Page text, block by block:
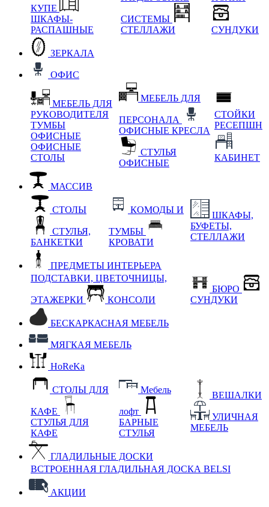
КУПЕ
ШКАФЫ-
РАСПАШНЫЕ
СИСТЕМЫ
СТЕЛЛАЖИ
СУНДУКИ
ЗЕРКАЛА
ОФИС
МЕБЕЛЬ ДЛЯ
РУКОВОДИТЕЛЯ
ТУМБЫ
ОФИСНЫЕ
ОФИСНЫЕ
СТОЛЫ
МЕБЕЛЬ ДЛЯ
ПЕРСОНАЛА
ОФИСНЫЕ КРЕСЛА
СТУЛЬЯ
ОФИСНЫЕ
СТОЙКИ
РЕСЕПШН
КАБИНЕТ
МАССИВ
СТОЛЫ
СТУЛЬЯ,
БАНКЕТКИ
КОМОДЫ И
ТУМБЫ
КРОВАТИ
ШКАФЫ,
БУФЕТЫ,
СТЕЛЛАЖИ
ПРЕДМЕТЫ ИНТЕРЬЕРА
ПОДСТАВКИ, ЦВЕТОЧНИЦЫ,
ЭТАЖЕРКИ КОНСОЛИ
БЮРО
СУНДУКИ
БЕСКАРКАСНАЯ МЕБЕЛЬ
МЯГКАЯ МЕБЕЛЬ
HoReKa
СТОЛЫ ДЛЯ
КАФЕ
СТУЛЬЯ ДЛЯ
КАФЕ
Мебель
лофт
БАРНЫЕ
СТУЛЬЯ
ВЕШАЛКИ
УЛИЧНАЯ
МЕБЕЛЬ
ГЛАДИЛЬНЫЕ ДОСКИ
ВСТРОЕННАЯ ГЛАДИЛЬНАЯ ДОСКА BELSI
АКЦИИ